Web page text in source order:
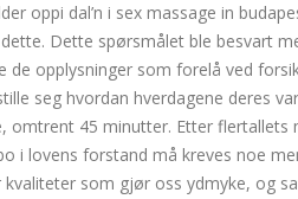
oppi dal’n i sex massage in
Dette spørsmålet ble besvart
opplysninger som forelå ved
seg hvordan hverdagene deres
45 minutter. Etter flertallets
i lovens forstand må kreves noe
som gjør oss ydmyke, og